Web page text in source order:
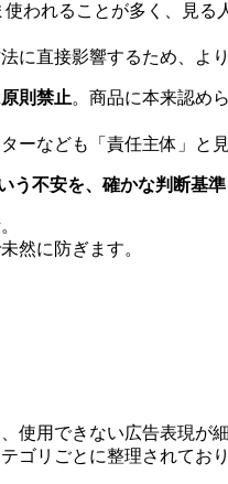
れることが多く、見
直接影響するため、よ
則禁止。商品に本来認め
なども「責任主体」と
う不安を、確かな判断基準
然に防ぎます。
使用できない広告表現が
ゴリごとに整理されてお